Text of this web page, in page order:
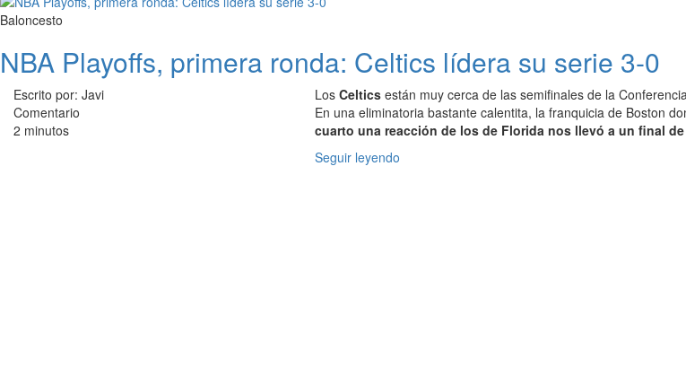
Baloncesto
NBA Playoffs, primera ronda: Celtics lídera su serie 3-0
Escrito por: Javi
Comentario
2 minutos
Los Celtics están muy cerca de las semifinales de la
En una eliminatoria bastante calentita, la franquicia de Boston
cuarto una reacción de los de Florida nos llevó a un final
Seguir leyendo